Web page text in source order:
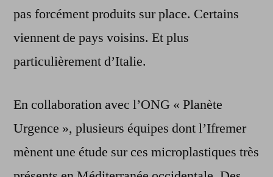
pas forcément produits sur place. Certains
viennent de pays voisins. Et plus
particulièrement d’Italie.
En collaboration avec l’ONG « Planète
Urgence », plusieurs équipes dont l’Ifremer
mènent une étude sur ces microplastiques très